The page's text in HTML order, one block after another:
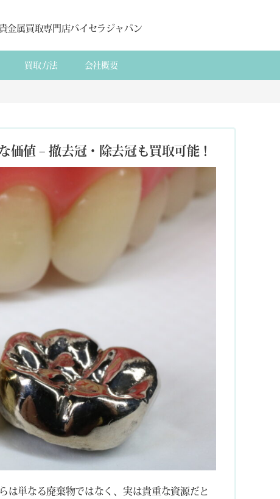
金属買取専門店バイセラジャパン
買取方法 会社概要
価値 – 撤去冠・除去冠も買取可能！
は単なる廃棄物ではなく、実は貴重な資源だと